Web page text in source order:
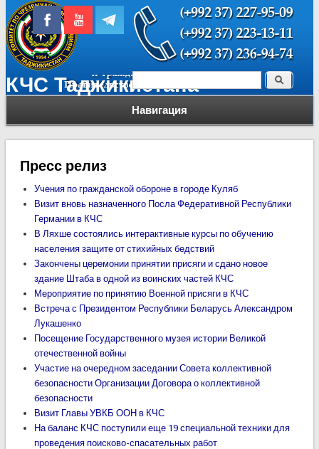
КЧС Таджикистана
Навигация
Форма поиска Поиск
Пресс релиз
Учения по гражданской обороне в городе Куляб
Визит вновь назначенного Посла Федеративной Республики
Германии в КЧС
В Ляхше состоялись интерактивные курсы по обучению
населения защите от стихийных бедствий
Закончены церемонии принятии присяги и сдано новое
здание Штаба в одной из воинских частей КЧС
Мероприятие по принятию Военной присяги в КЧС
Встреча с Президентом Республики Беларусь Александром
Лукашенко
Посещение Государственного музея истории Великой
отечественной войны
Участие на очередном заседании Совета коллективной
безопасности Организации Договора о коллективной
безопасности
Визит Главы УВКБ ООН в КЧС
На баланс КЧС поступили еще 19 специальной техники для
проведения поисково-спасательных работ